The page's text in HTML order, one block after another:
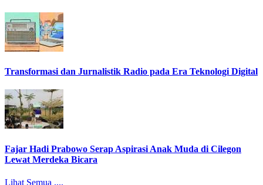
Transformasi dan Jurnalistik Radio pada Era Teknologi Digital
Fajar Hadi Prabowo Serap Aspirasi Anak Muda di Cilegon
Lewat Merdeka Bicara
Lihat Semua ....